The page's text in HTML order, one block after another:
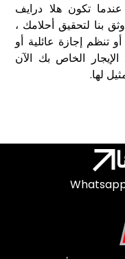
الفرص عندما تكون هلا درايف
بنا لتحقيق أحلامك ،
تنظم إجازة عائلية أو
الخاص بك الآن